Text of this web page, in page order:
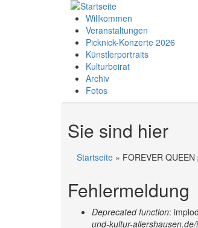
Willkommen
Veranstaltungen
Picknick-Konzerte 2026
Künstlerportraits
Kulturbeirat
Archiv
Fotos
Sie sind hier
Startseite » FOREVER
Fehlermeldung
Deprecated function:
und-kultur-